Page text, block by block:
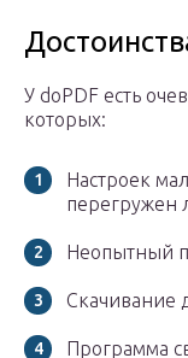
У doPDF есть
которых:
Настроек
перегружен
Неопытный
Скачивание
Программа